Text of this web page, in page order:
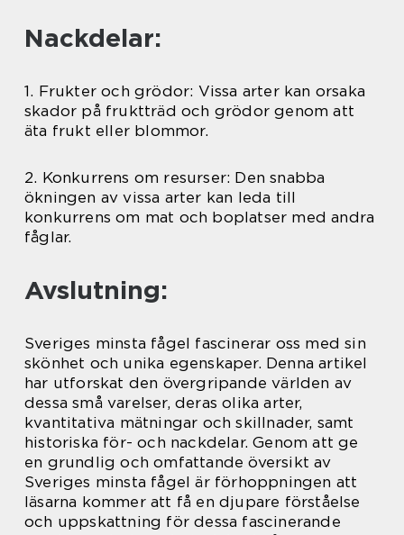
Nackdelar:
1. Frukter och grödor: Vissa arter kan orsaka
skador på fruktträd och grödor genom att
äta frukt eller blommor.
2. Konkurrens om resurser: Den snabba
ökningen av vissa arter kan leda till
konkurrens om mat och boplatser med andra
fåglar.
Avslutning:
Sveriges minsta fågel fascinerar oss med sin
skönhet och unika egenskaper. Denna artikel
har utforskat den övergripande världen av
dessa små varelser, deras olika arter,
kvantitativa mätningar och skillnader, samt
historiska för- och nackdelar. Genom att ge
en grundlig och omfattande översikt av
Sveriges minsta fågel är förhoppningen att
läsarna kommer att få en djupare förståelse
och uppskattning för dessa fascinerande